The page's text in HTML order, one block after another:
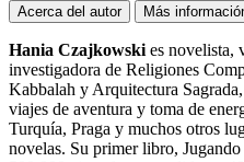
Acerca del autor Más
Hania Czajkowski es novelista,
investigadora de Religiones
Kabbalah y Arquitectura
viajes de aventura y toma de
Turquía, Praga y muchos otros
novelas. Su primer libro,